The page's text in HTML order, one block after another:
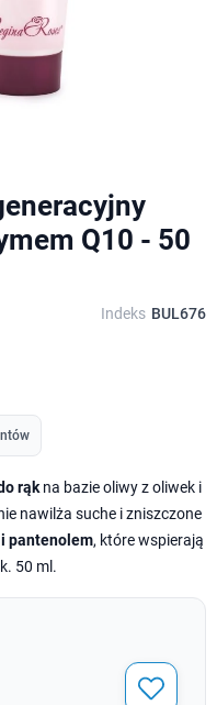
Q10 - 50
Indeks BUL676
rąk na bazie oliwy z oliwek i
nawilża suche i zniszczone
i pantenolem, które wspierają
50 ml.